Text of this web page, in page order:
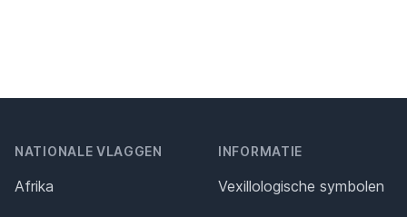
NATIONALE VLAGGEN
Afrika
INFORMATIE
Vexillologische symbolen